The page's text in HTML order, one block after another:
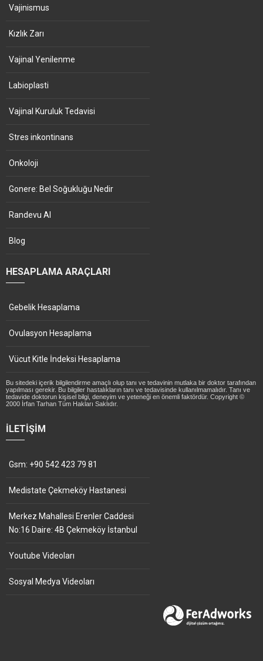
Vajinismus
Kızlık Zarı
Vajinal Yenilenme
Labioplasti
Vajinal Kuruluk Tedavisi
Stres inkontinans
Onkoloji
Gonere: Bel Soğukluğu Nedir
Randevu Al
Blog
HESAPLAMA ARAÇLARI
Gebelik Hesaplama
Ovulasyon Hesaplama
Vücut Kitle İndeksi Hesaplama
Bu sitedeki içerik bilgilendirme amaçlı olup tanı ve tedavinin mutlaka bir doktor tarafından
yapılması gerekir. Bu bilgiler hastalıkların tanı ve tedavisinde kullanılmamalıdır. Tanı ve
tedavide doktorun kişisel bilgi, deneyim ve yeteneği en önemli faktördür. Copyright ©
2000 İrfan Tarhan Tüm Hakları Saklıdır.
İLETIŞIM
Gsm: +90 542 423 79 81
Medistate Çekmeköy Hastanesi
Merkez Mahallesi Erenler Caddesi
No:16 Daire: 4B Çekmeköy İstanbul
Youtube Videoları
Sosyal Medya Videoları